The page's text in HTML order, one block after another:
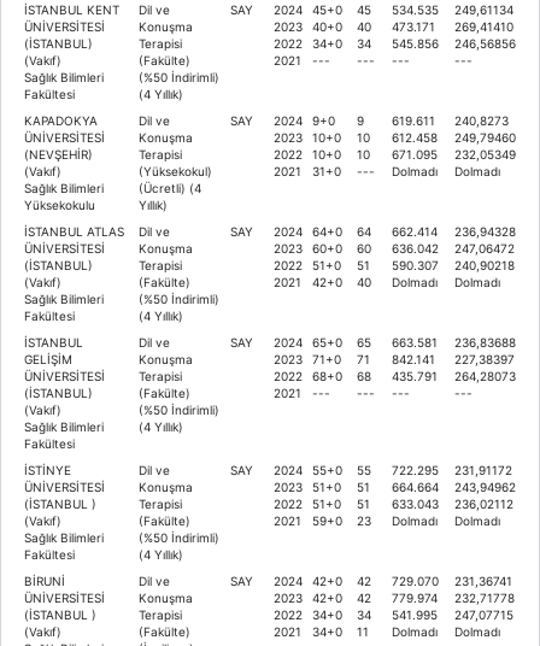
İSTANBUL KENT
ÜNİVERSİTESİ
(İSTANBUL)
(Vakıf)
Sağlık Bilimleri
Fakültesi
Dil ve
Konuşma
Terapisi
(Fakülte)
(%50 İndirimli)
(4 Yıllık)
SAY
2024
2023
2022
2021
45+0
40+0
34+0
---
45
40
34
---
534.535
473.171
545.856
---
249,61134
269,41410
246,56856
---
KAPADOKYA
ÜNİVERSİTESİ
(NEVŞEHİR)
(Vakıf)
Sağlık Bilimleri
Yüksekokulu
Dil ve
Konuşma
Terapisi
(Yüksekokul)
(Ücretli) (4
Yıllık)
SAY
2024
2023
2022
2021
9+0
10+0
10+0
31+0
9
10
10
---
619.611
612.458
671.095
Dolmadı
240,8273
249,79460
232,05349
Dolmadı
İSTANBUL ATLAS
ÜNİVERSİTESİ
(İSTANBUL)
(Vakıf)
Sağlık Bilimleri
Fakültesi
Dil ve
Konuşma
Terapisi
(Fakülte)
(%50 İndirimli)
(4 Yıllık)
SAY
2024
2023
2022
2021
64+0
60+0
51+0
42+0
64
60
51
40
662.414
636.042
590.307
Dolmadı
236,94328
247,06472
240,90218
Dolmadı
İSTANBUL
GELİŞİM
ÜNİVERSİTESİ
(İSTANBUL)
(Vakıf)
Sağlık Bilimleri
Fakültesi
Dil ve
Konuşma
Terapisi
(Fakülte)
(%50 İndirimli)
(4 Yıllık)
SAY
2024
2023
2022
2021
65+0
71+0
68+0
---
65
71
68
---
663.581
842.141
435.791
---
236,83688
227,38397
264,28073
---
İSTİNYE
ÜNİVERSİTESİ
(İSTANBUL )
(Vakıf)
Sağlık Bilimleri
Fakültesi
Dil ve
Konuşma
Terapisi
(Fakülte)
(%50 İndirimli)
(4 Yıllık)
SAY
2024
2023
2022
2021
55+0
51+0
51+0
59+0
55
51
51
23
722.295
664.664
633.043
Dolmadı
231,91172
243,94962
236,02112
Dolmadı
BİRUNİ
ÜNİVERSİTESİ
(İSTANBUL )
(Vakıf)
Dil ve
Konuşma
Terapisi
(Fakülte)
SAY
2024
2023
2022
2021
42+0
42+0
34+0
34+0
42
42
34
11
729.070
779.974
541.995
Dolmadı
231,36741
232,71778
247,07715
Dolmadı